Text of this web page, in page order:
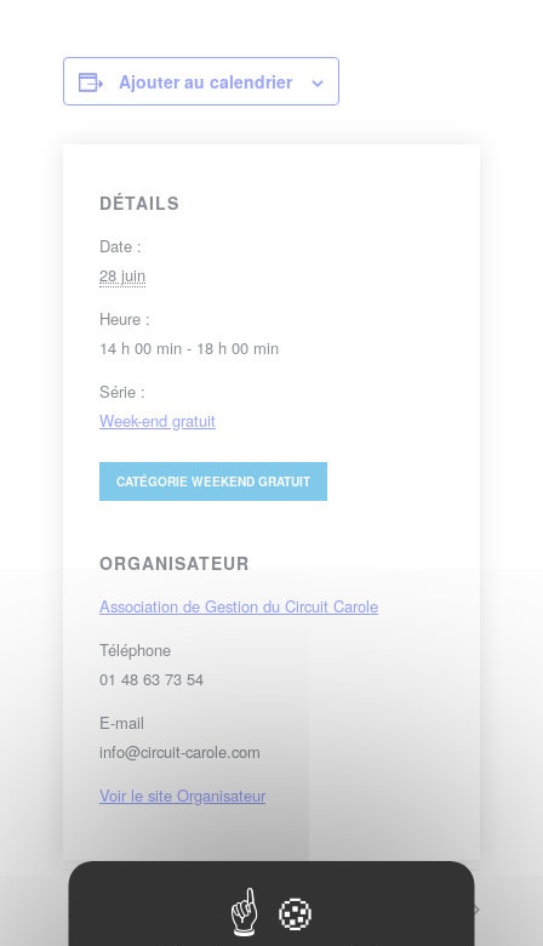
Ajouter au calendrier
DÉTAILS
Date :
28 juin
Heure :
14 h 00 min - 18 h 00 min
Série :
Week-end gratuit
CATÉGORIEWEEKEND GRATUIT
ORGANISATEUR
Association de Gestion du Circuit Carole
Téléphone
01 48 63 73 54
E-mail
info@circuit-carole.com
Voir le site Organisateur
Stage De Radiguès Rider School